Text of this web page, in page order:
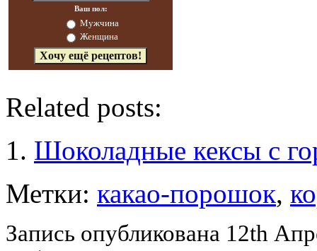
Ваш пол:
Мужчина
Женщина
Related posts:
Шоколадные кексы с
Метки: какао-порошок,
Запись опубликована 12th